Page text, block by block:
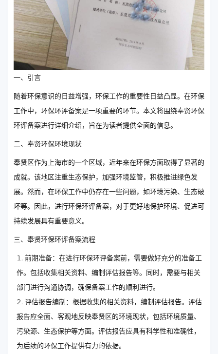
一、引言
随着环保意识的日益增强，环保工作的重要性日益凸显。在环保
工作中，环保环评备案是一项重要的环节。本文将围绕奉贤环保
环评备案进行详细介绍，旨在为读者提供全面的信息。
二、奉贤环保环境现状
奉贤区作为上海市的一个区域，近年来在环保方面取得了显著的
成就。该地区注重生态保护，加强环境监管，积极推进绿色发
展。然而，在环保工作中仍存在一些问题，如环境污染、生态破
坏等。因此，进行环保环评备案，对于更好地保护环境、促进可
持续发展具有重要意义。
三、奉贤环保环评备案流程
前期准备：在进行环保环评备案前，需要做好充分的准备工
作。包括收集相关资料、编制评估报告等。同时，需要与相关
部门进行沟通协调，确保备案工作的顺利进行。
评估报告编制：根据收集的相关资料，编制评估报告。评估
报告应全面、客观地反映奉贤区的环境现状，包括环境质量、
污染源、生态保护等方面。评估报告应具有科学性和准确性，
为后续的环保工作提供有力的依据。